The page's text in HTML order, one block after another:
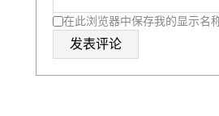
在此浏览器中保存我的显示名